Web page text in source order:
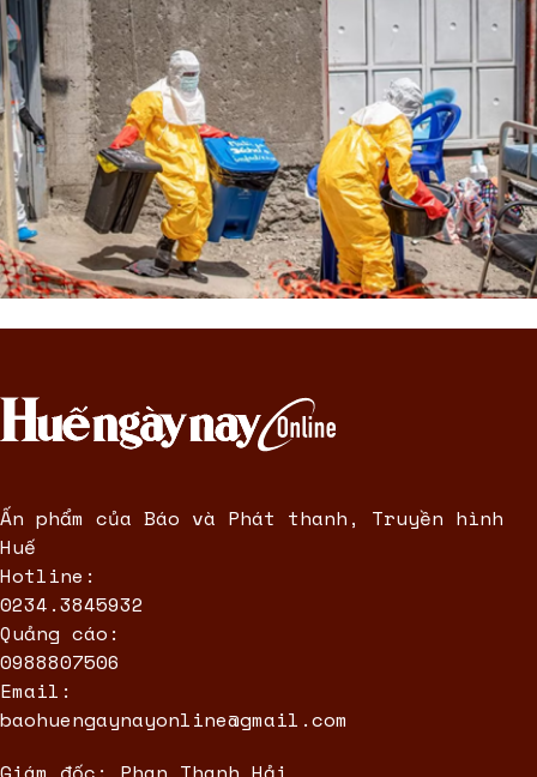
Ấn phẩm của Báo và Phát thanh, Truyền hình
Huế
Hotline:
0234.3845932
Quảng cáo:
0988807506
Email:
baohuengaynayonline@gmail.com